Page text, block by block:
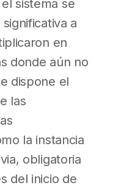
sistema se
a
en
donde aún no
dispone el
las
la instancia
obligatoria
del inicio de